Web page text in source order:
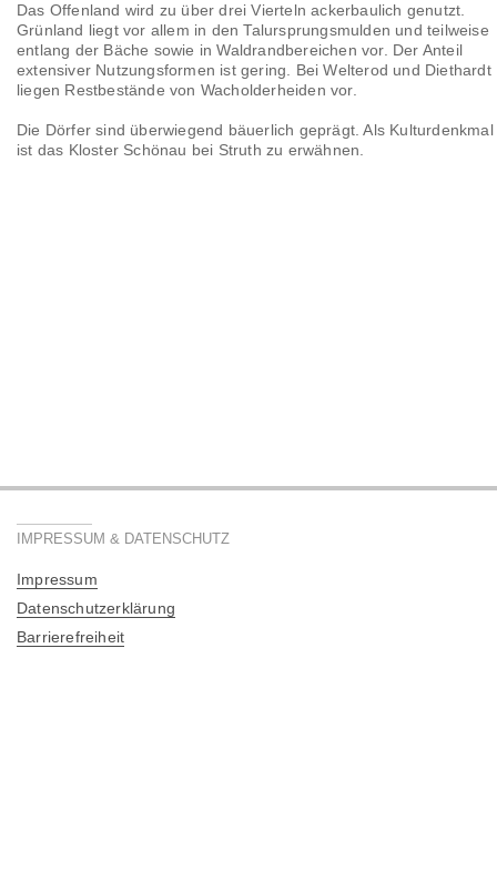
Das Offenland wird zu über drei Vierteln ackerbaulich genutzt.
Grünland liegt vor allem in den Talursprungsmulden und teilweise
entlang der Bäche sowie in Waldrandbereichen vor. Der Anteil
extensiver Nutzungsformen ist gering. Bei Welterod und Diethardt
liegen Restbestände von Wacholderheiden vor.
Die Dörfer sind überwiegend bäuerlich geprägt. Als Kulturdenkmal
ist das Kloster Schönau bei Struth zu erwähnen.
IMPRESSUM & DATENSCHUTZ
Impressum
Datenschutzerklärung
Barrierefreiheit